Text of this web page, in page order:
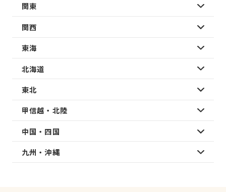
関東
関西
東海
北海道
東北
甲信越・北陸
中国・四国
九州・沖縄